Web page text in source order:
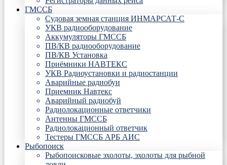
ГМССБ
Судовая земная станция ИНМАРСАТ-С
УКВ радиооборудование
Аккумуляторы ГМССБ
ПВ/КВ радиооборудование
ПВ/КВ Установка
Приёмники НАВТЕКС
УКВ Радиоустановки и радиостанции
Аварийные радиобуи
Приемник Навтекс
Аварийный радиобуй
Радиолокационные ответчики
Антенны ГМССБ
Радиолокационный ответчик
Тестеры ГМССБ АРБ АИС
Рыбопоиск
Рыбопоисковые эхолоты, эхолоты для рыбной